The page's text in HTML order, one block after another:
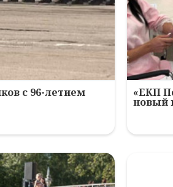
с 96-летием «ЕКП
новый